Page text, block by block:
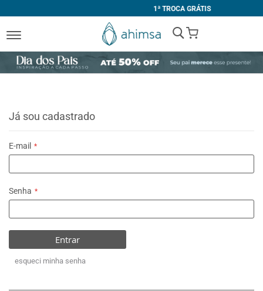
1ª TROCA GRÁTIS
My Cart
Já sou cadastrado
E-mail
Senha
Entrar
esqueci minha senha